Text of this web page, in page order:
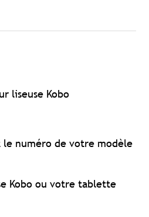
liseuse Kobo
le numéro de votre modèle
Kobo ou votre tablette